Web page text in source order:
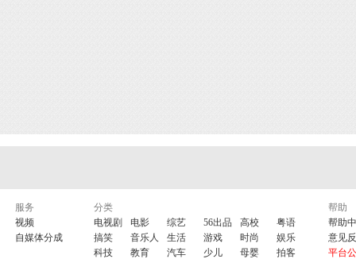
服务
视频
自媒体分成
分类
电视剧
电影 综艺 56出品 高校
粤语
搞笑
音乐人 生活 游戏 时尚
娱乐
科技
教育 汽车 少儿 母婴 拍客
帮助
帮助
意见
平台